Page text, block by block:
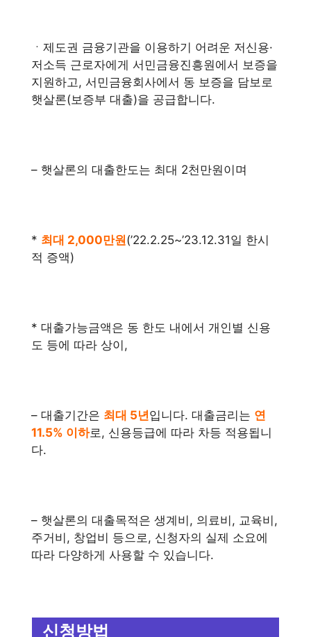
ㆍ제도권 금융기관을 이용하기 어려운 저신용·
저소득 근로자에게 서민금융진흥원에서 보증을
지원하고, 서민금융회사에서 동 보증을 담보로
햇살론(보증부 대출)을 공급합니다.
– 햇살론의 대출한도는 최대 2천만원이며
* 최대 2,000만원(’22.2.25~’23.12.31일 한시
적 증액)
* 대출가능금액은 동 한도 내에서 개인별 신용
도 등에 따라 상이,
– 대출기간은 최대 5년입니다. 대출금리는 연
11.5% 이하로, 신용등급에 따라 차등 적용됩니
다.
– 햇살론의 대출목적은 생계비, 의료비, 교육비,
주거비, 창업비 등으로, 신청자의 실제 소요에
따라 다양하게 사용할 수 있습니다.
신청방법